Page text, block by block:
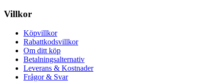
Villkor
Köpvillkor
Rabattkodsvillkor
Om ditt köp
Betalningsalternativ
Leverans & Kostnader
Frågor & Svar